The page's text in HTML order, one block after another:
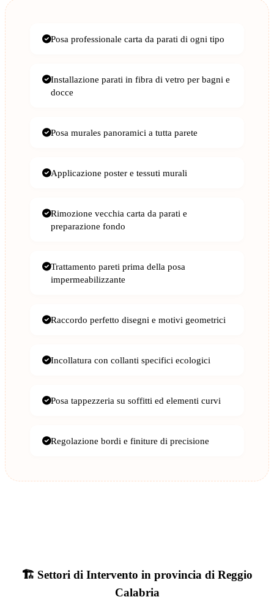
Posa professionale carta da parati di ogni tipo
Installazione parati in fibra di vetro per bagni e
docce
Posa murales panoramici a tutta parete
Applicazione poster e tessuti murali
Rimozione vecchia carta da parati e
preparazione fondo
Trattamento pareti prima della posa
impermeabilizzante
Raccordo perfetto disegni e motivi geometrici
Incollatura con collanti specifici ecologici
Posa tappezzeria su soffitti ed elementi curvi
Regolazione bordi e finiture di precisione
🏗️ Settori di Intervento in provincia di Reggio
Calabria